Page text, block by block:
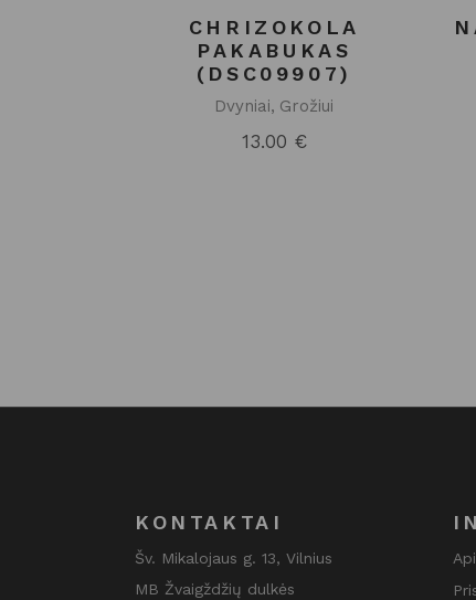
CHRIZOKOLA
PAKABUKAS
(DSC09907)
Dvyniai Grožiui
13.00 €
KONTAKTAI
Šv. Mikalojaus g. 13, Vilnius
MB Žvaigždžių dulkės